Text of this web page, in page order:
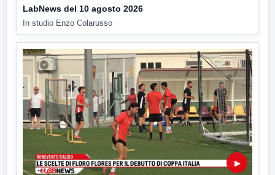
LabNews del 10 agosto 2026
In studio Enzo Colarusso
▶